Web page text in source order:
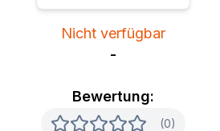
Bewertung:
(0)
Nicht verfügbar
-